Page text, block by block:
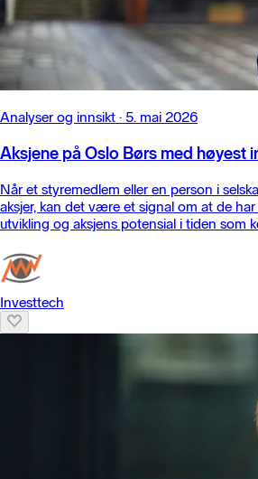
Analyser og innsikt · 5. mai 2026
Aksjene på Oslo Børs med høyest
Når et styremedlem eller en person i
aksjer, kan det være et signal om at de
utvikling og aksjens potensial i tiden som
Investtech